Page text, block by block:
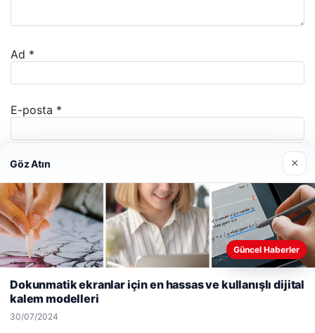
Ad *
E-posta *
İnternet sitesi
Daha sonraki yorumlarımda kullanılması için adım, e-
posta adresim ve site adresim bu tarayıcıya
kaydedilsin.
Web sitemizi nasıl kullandığınızı daha iyi anlayabilmek,
kullanıyoruz.Çerez Politikamız
Göz Atın ×
Güncel Haberler
Dokunmatik ekranlar için en hassas ve kullanışlı dijital
kalem modelleri
30/07/2024